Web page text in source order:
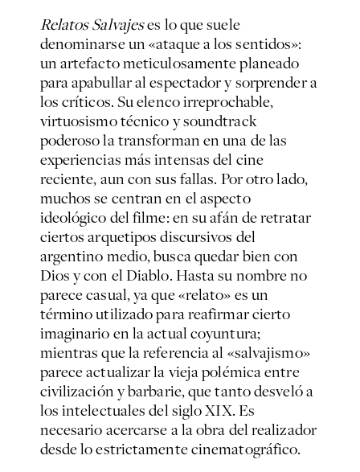
Relatos Salvajeses lo que suele
denominarse un «ataque a los sentidos»:
un artefacto meticulosamente planeado
para apabullar al espectador y sorprender a
los críticos. Su elenco irreprochable,
virtuosismo técnico y soundtrack
poderoso la transforman en una de las
experiencias más intensas del cine
reciente, aun con sus fallas. Por otro lado,
muchos se centran en el aspecto
ideológico del filme: en su afán de retratar
ciertos arquetipos discursivos del
argentino medio, busca quedar bien con
Dios y con el Diablo. Hasta su nombre no
parece casual, ya que «relato» es un
término utilizado para reafirmar cierto
imaginario en la actual coyuntura;
mientras que la referencia al «salvajismo»
parece actualizar la vieja polémica entre
civilización y barbarie, que tanto desveló a
los intelectuales del siglo XIX. Es
necesario acercarse a la obra del realizador
desde lo estrictamente cinematográfico.